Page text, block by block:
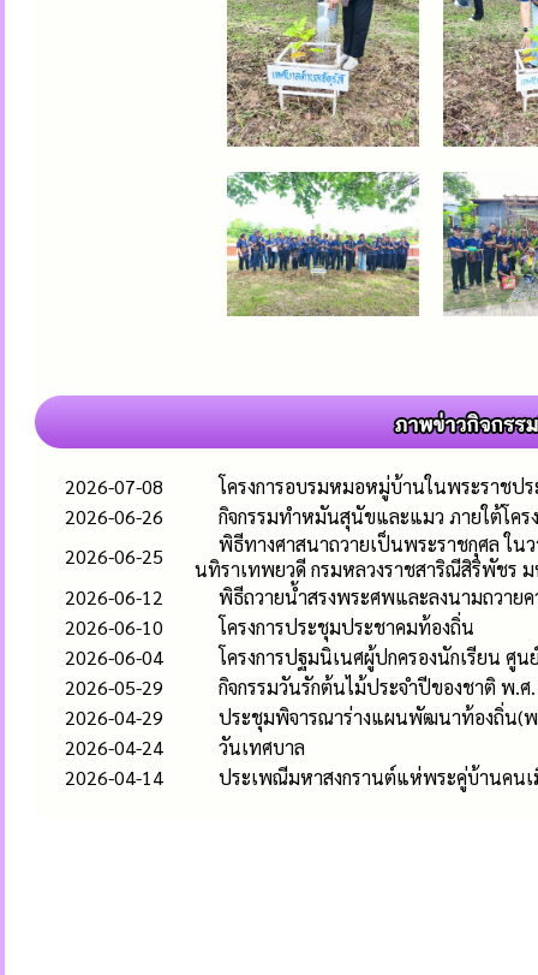
2026-07-08
โครงการอบรมหมอหมู่บ้านในพระราชปร
2026-06-26
กิจกรรมทำหมันสุนัขและแมว ภายใต้โค
2026-06-25
พิธีทางศาสนาถวายเป็นพระราชกุศล ใน
นทิราเทพยวดี กรมหลวงราชสาริณีสิริพัชร
2026-06-12
พิธีถวายน้ำสรงพระศพและลงนามถวาย
2026-06-10
โครงการประชุมประชาคมท้องถิ่น
2026-06-04
โครงการปฐมนิเนศผู้ปกครองนักเรียน ศู
2026-05-29
กิจกรรมวันรักต้นไม้ประจำปีของชาติ พ.ศ
2026-04-29
ประชุมพิจารณาร่างแผนพัฒนาท้องถิ่น
2026-04-24
วันเทศบาล
2026-04-14
ประเพณีมหาสงกรานต์แห่พระคู่บ้านคน